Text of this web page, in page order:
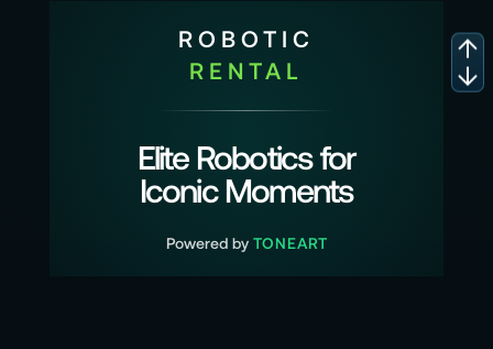
ROBOTIC
RENTAL
Elite Robotics for
Iconic Moments
Powered by TONEART